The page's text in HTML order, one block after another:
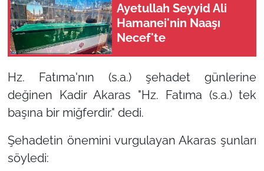
Ayetullah Seyyid Ali
Hamanei'nin Naaşı
Necef'te
Hz. Fatıma'nın (s.a.) şehadet günlerine
değinen Kadir Akaras "Hz. Fatıma (s.a.) tek
başına bir miğferdir." dedi.
Şehadetin önemini vurgulayan Akaras şunları
söyledi: